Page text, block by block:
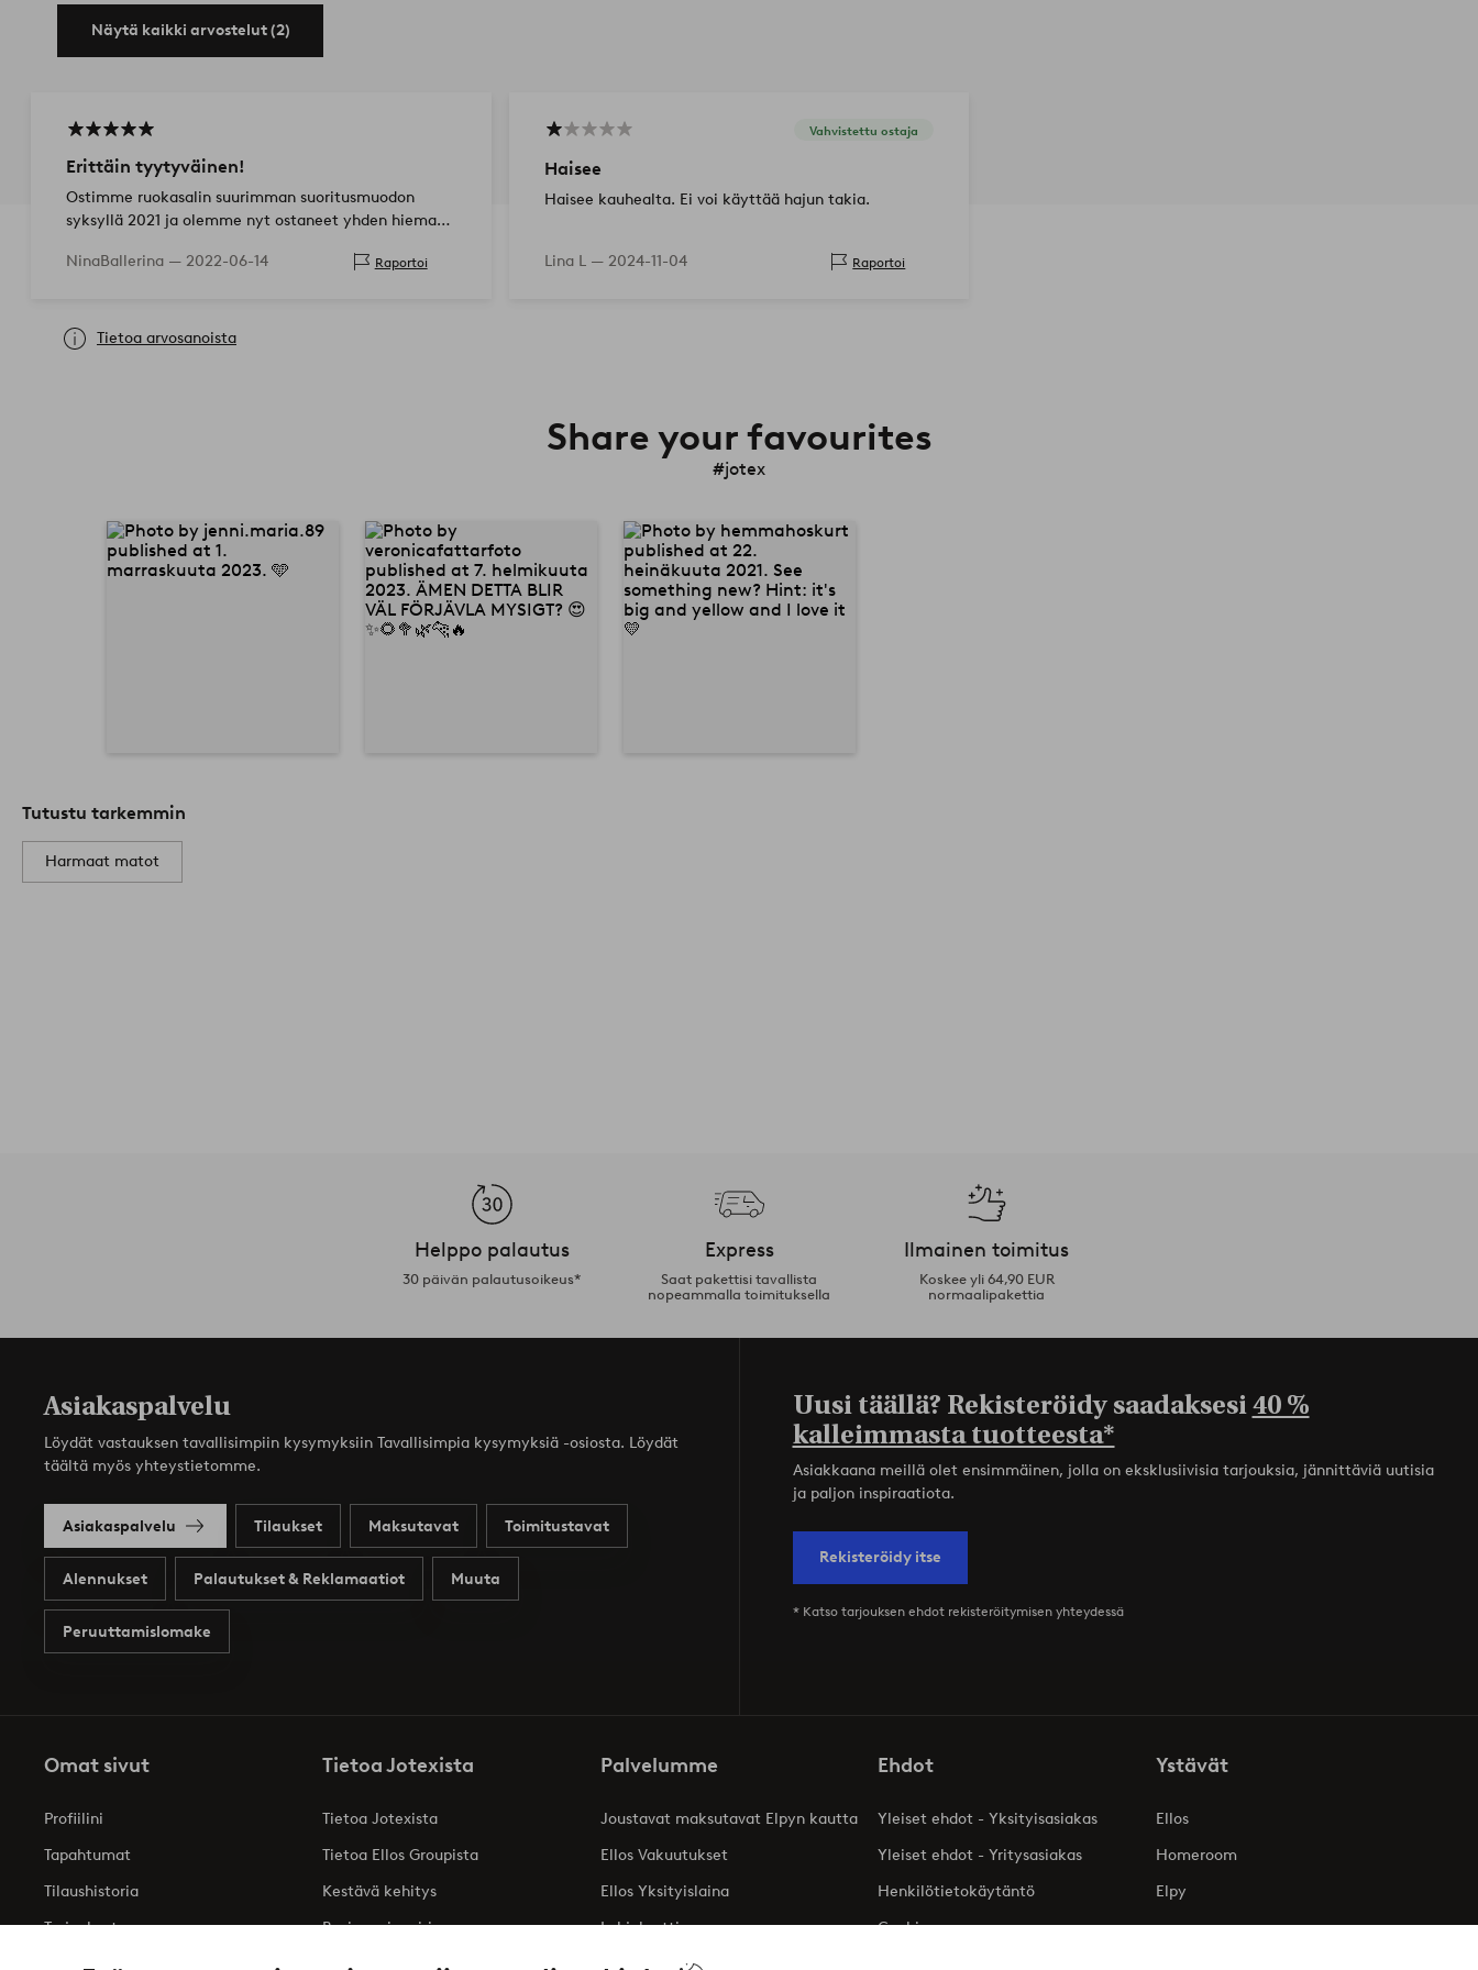
Näytä kaikki arvostelut (2)
Erittäin tyytyväinen!
Ostimme ruokasalin suurimman suoritusmuodon
syksyllä 2021 ja olemme nyt ostaneet yhden hieman
pois, ja vaikka kissa rakastaa halat…
NinaBallerina — 2022-06-14 Raportoi
Vahvistettu ostaja
Haisee
Haisee kauhealta. Ei voi käyttää hajun takia.
Lina L — 2024-11-04 Raportoi
Tietoa arvosanoista
Share your favourites
#jotex
Tutustu tarkemmin
Harmaat matot
Helppo palautus
30 päivän palautusoikeus*
Express
Saat pakettisi tavallista
nopeammalla toimituksella
Ilmainen toimitus
Koskee yli 64,90 EUR
normaalipakettia
Asiakaspalvelu
Löydät vastauksen tavallisimpiin kysymyksiin Tavallisimpia kysymyksiä -osiosta. Löydät
täältä myös yhteystietomme.
Asiakaspalvelu Tilaukset Maksutavat Toimitustavat
Alennukset Palautukset & Reklamaatiot Muuta
Peruuttamislomake
Uusi täällä? Rekisteröidy saadaksesi40 %
kalleimmasta tuotteesta*
Asiakkaana meillä olet ensimmäinen, jolla on eksklusiivisia tarjouksia, jännittäviä uutisia
ja paljon inspiraatiota.
Rekisteröidy itse
* Katso tarjouksen ehdot rekisteröitymisen yhteydessä
Omat sivut
Profiilini
Tapahtumat
Tilaushistoria
Tarjoukset
Tietoa Jotexista
Tietoa Jotexista
Tietoa Ellos Groupista
Kestävä kehitys
Business inquiries
Saavutettavuusseloste
Palvelumme
Joustavat maksutavat Elpyn kautta
Ellos Vakuutukset
Ellos Yksityislaina
Lahjakortti
Ehdot
Yleiset ehdot - Yksityisasiakas
Yleiset ehdot - Yritysasiakas
Henkilötietokäytäntö
Cookies
Ystävät
Ellos
Homeroom
Elpy